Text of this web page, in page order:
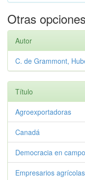
Otras
Autor
C. de Grammont,
Título
Agroexportadoras
Canadá
Democracia en campo
Empresarios agrícolas